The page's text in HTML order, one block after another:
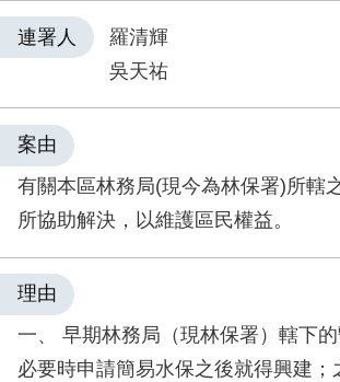
連署人
羅清輝
吳天祐
案由
有關本區林務局(現今為林保署)所轄
所協助解決，以維護區民權益。
理由
一、 早期林務局（現林保署）轄下
必要時申請簡易水保之後就得興建